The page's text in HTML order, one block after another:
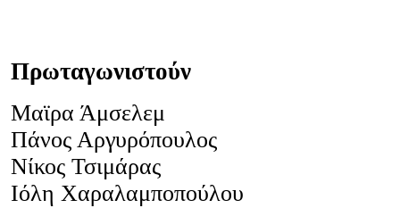
Πρωταγωνιστούν
Μαϊρα Άμσελεμ
Πάνος Αργυρόπουλος
Νίκος Τσιμάρας
Ιόλη Χαραλαμποπούλου